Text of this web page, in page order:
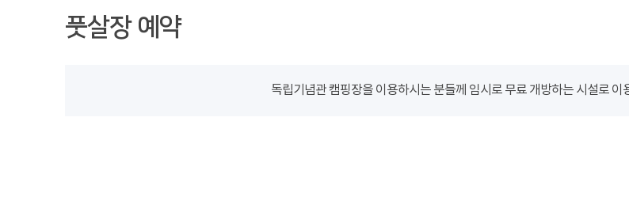
풋살장 예약
독립기념관 캠핑장을 이용하시는 분들께 임시로 무료 개방하는 시설로